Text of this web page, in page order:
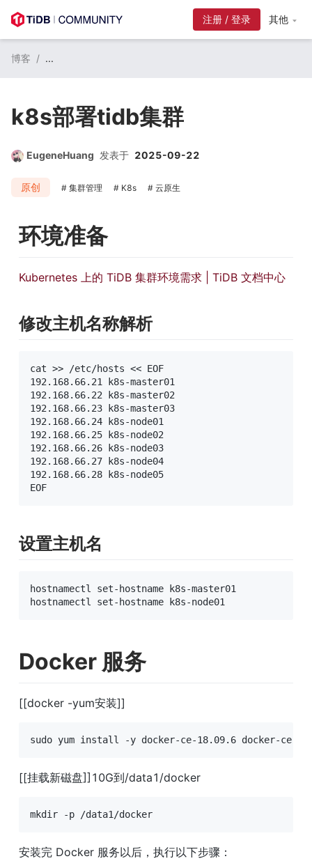
注册 / 登录 其他
博客 / ...
k8s部署tidb集群
EugeneHuang 发表于 2025-09-22
原创 集群管理 K8s 云原生
环境准备
Kubernetes 上的 TiDB 集群环境需求 | TiDB 文档中心
修改主机名称解析
cat >> /etc/hosts << EOF
192.168.66.21 k8s-master01
192.168.66.22 k8s-master02
192.168.66.23 k8s-master03
192.168.66.24 k8s-node01
192.168.66.25 k8s-node02
192.168.66.26 k8s-node03
192.168.66.27 k8s-node04
192.168.66.28 k8s-node05
EOF
设置主机名
hostnamectl set-hostname k8s-master01
hostnamectl set-hostname k8s-node01
Docker 服务
[[docker -yum安装]]
sudo yum install -y docker-ce-18.09.6 docker-ce-
[[挂载新磁盘]]10G到/data1/docker
mkdir -p /data1/docker
安装完 Docker 服务以后，执行以下步骤：